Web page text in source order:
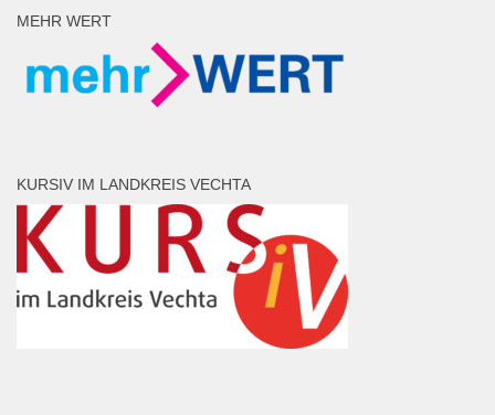
MEHR WERT
KURSIV IM LANDKREIS VECHTA